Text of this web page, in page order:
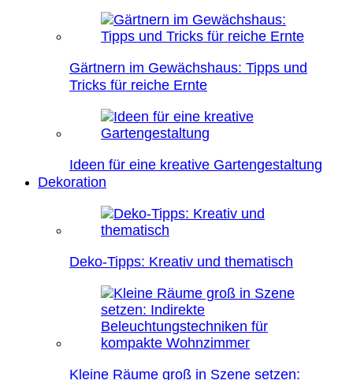
Gärtnern im Gewächshaus: Tipps und
Tricks für reiche Ernte
Ideen für eine kreative Gartengestaltung
Dekoration
Deko-Tipps: Kreativ und thematisch
Kleine Räume groß in Szene setzen: